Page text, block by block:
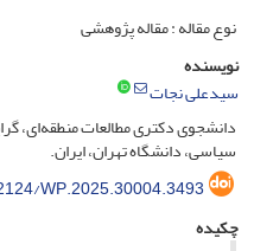
نوع مقاله : مقاله پژوهشی
نویسنده
سیدعلی نجات
دانشجوی دکتری مطالعات منطقه‌ای،
سیاسی، دانشگاه تهران، ایران.
WP.2025.30004.3493
چکیده